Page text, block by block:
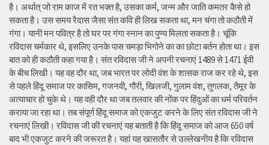
है। अर्थात् जो राम काज में रत भक्त है, उसका कर्म, जन्म और जाति कमतर कैसे हो
सकता है। उस समय रैदास जैसा संत कवि ही लिख सकता था, मन चंगा तो कठौती में
गंगा। यानी मन पवित्र है तो घर पर गंगा स्नान का पुण्य मिलता सकता है। चूंकि
रविदास चर्मकार थे, इसलिए उनके पास चमड़ा भिगोने का का छोटा बर्तन होता था। इस
बात को ही कठौती कहा गया है। संत रविदास जी ने अपनी रचनाएं 1489 से 1471 ईवी
के बीच लिखी। यह वह दौर था, जब भारत पर लोदी वंश के शासक राज कर रहे थे, इस
से पहले हिंदू समाज पर कासिम, गजनवी, गौरी, खिलजी, गुलाम वंश, तुगलक, तैमूर के
अत्याचार हो चुके थे। यह वही दौर था जब तलवार की नोंक पर हिंदुओं का धर्म परिवर्तन
कराया जा रहा था। तब संपूर्ण हिंदू समाज को एकजुट करने के लिए संत रविदास जी ने
रचनाएं लिखी। रविदास जी की रचनाएं यह बताती है कि हिंदू समाज को आज 650 वर्ष
बाद भी एकजुट करने की जरूरत है। यहां यह खासतौर से उल्लेखनीय है कि रविदास